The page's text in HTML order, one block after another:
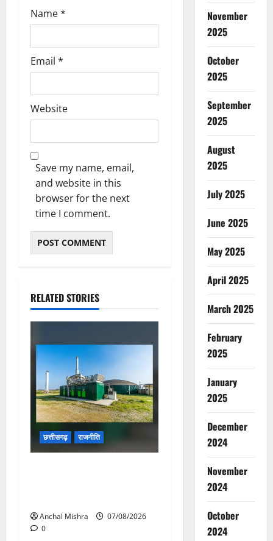
Name*
Email *
Website
Save my name, email,
and website in this
browser for the next
time I comment.
RELATED STORIES
छत्तीसगढ़ राजनीति
Anchal Mishra
07/08/2026
0
November
2025
October
2025
September
2025
August
2025
July 2025
June 2025
May 2025
April 2025
March 2025
February
2025
January
2025
December
2024
November
2024
October
2024